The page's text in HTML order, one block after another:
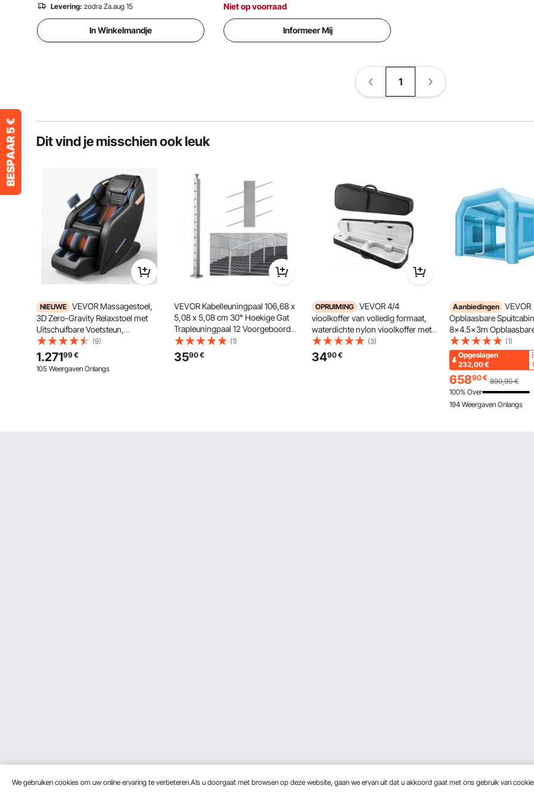
Levering: zodra Za.aug 15
In Winkelmandje
Niet op voorraad
Informeer Mij
1
Dit vind je misschien ook leuk
NIEUWE VEVOR Massagestoel,
3D Zero-Gravity Relaxstoel met
Uitschuifbare Voetsteun,
Automatische Programma's,
Airbags, Verwarmingsfunctie voor
Taille en Benen, Bluetooth-
luidspreker, Touchscreen voor
(9)
1.27199€
105 Weergaven Onlangs
VEVOR Kabelleuningpaal 106,68 x
5,08 x 5,08 cm 30° Hoekige Gat
Trapleuningpaal 12 Voorgeboorde
Gaten SUS304 Roestvrijstalen Paal
met Gebogen Beugel Zilver
1JZLGZ1067556VUN5V0
(1)
3590€
OPRUIMING VEVOR 4/4
vioolkoffer van volledig formaat,
waterdichte nylon vioolkoffer met
zachte voering, twee
schouderbanden, krasbestendig,
professionele driehoekige vorm,
(3)
3490€
Aanbiedingen VEVOR
Opblaasbare
8x4.5x3m
Spuitcabine Tent
Auto Tent Feesttent
Lucht Tent met 2
Blaasmachines
(1)
Opgeslagen
232,00€
65890€ 890,90 €
100% Over
194 Weergaven Onlangs
We gebruiken cookies om uw online ervaring te verbeteren.Als u doorgaat met browsen op deze website, gaan we ervan uit dat u akkoord gaat met ons gebruik van